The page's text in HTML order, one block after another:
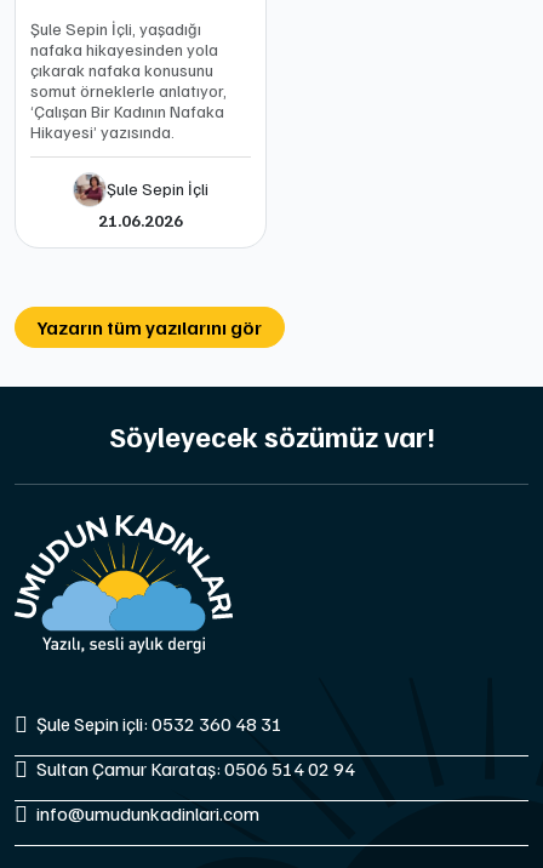
Şule Sepin İçli, yaşadığı
nafaka hikayesinden yola
çıkarak nafaka konusunu
somut örneklerle anlatıyor,
‘Çalışan Bir Kadının Nafaka
Hikayesi’ yazısında.
Şule Sepin İçli
21.06.2026
Yazarın tüm yazılarını gör
Söyleyecek sözümüz var!
Şule Sepin içli: 0532 360 48 31
Sultan Çamur Karataş: 0506 514 02 94
info@umudunkadinlari.com